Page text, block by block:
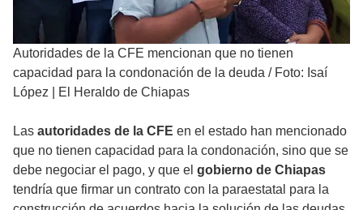
Autoridades de la CFE mencionan que no tienen
capacidad para la condonación de la deuda / Foto: Isaí
López | El Heraldo de Chiapas
Las autoridades de la CFE en el estado han mencionado
que no tienen capacidad para la condonación, sino que se
debe negociar el pago, y que el gobierno de Chiapas
tendría que firmar un contrato con la paraestatal para la